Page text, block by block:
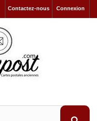
Connexion
Contactez-nous